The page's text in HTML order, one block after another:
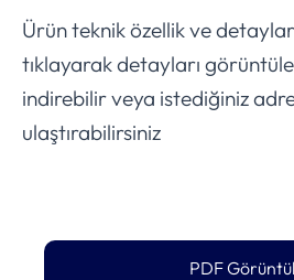
Ürün teknik özellik ve
tıklayarak detayları
indirebilir veya istediğiniz
ulaştırabilirsiniz
PDF